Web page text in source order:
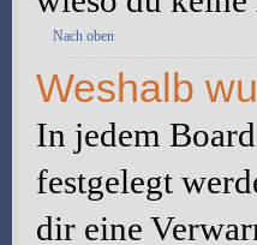
Nach oben
Weshalb
In jedem
festgelegt
dir eine